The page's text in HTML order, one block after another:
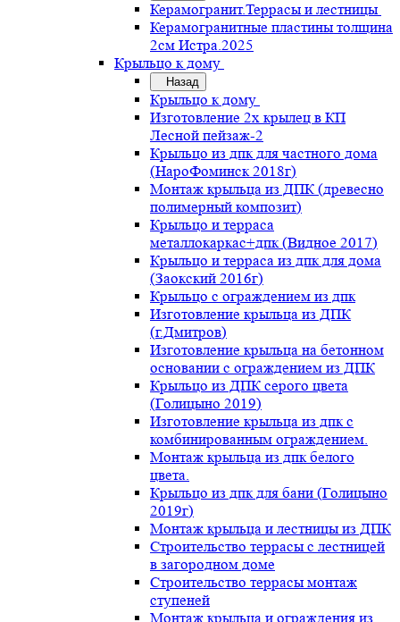
Керамогранит.Террасы и лестницы
Керамогранитные пластины толщина
2см Истра.2025
Крыльцо к дому
Назад
Крыльцо к дому
Изготовление 2х крылец в КП
Лесной пейзаж-2
Крыльцо из дпк для частного дома
(НароФоминск 2018г)
Монтаж крыльца из ДПК (древесно
полимерный композит)
Крыльцо и терраса
металлокаркас+дпк (Видное 2017)
Крыльцо и терраса из дпк для дома
(Заокский 2016г)
Крыльцо с ограждением из дпк
Изготовление крыльца из ДПК
(г.Дмитров)
Изготовление крыльца на бетонном
основании с ограждением из ДПК
Крыльцо из ДПК серого цвета
(Голицыно 2019)
Изготовление крыльца из дпк с
комбинированным ограждением.
Монтаж крыльца из дпк белого
цвета.
Крыльцо из дпк для бани (Голицыно
2019г)
Монтаж крыльца и лестницы из ДПК
Строительство террасы с лестницей
в загородном доме
Строительство террасы монтаж
ступеней
Монтаж крыльца и ограждения из